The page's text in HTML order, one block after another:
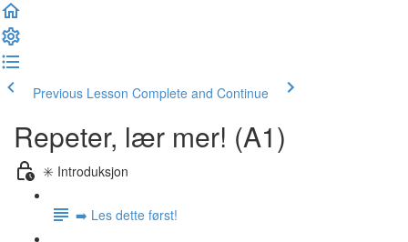
Previous Lesson Complete and Continue
Repeter, lær mer! (A1)
✳️ Introduksjon
➡️ Les dette først!